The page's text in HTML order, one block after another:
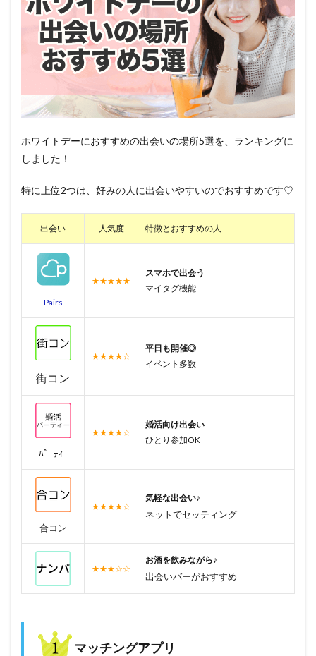
ホワイトデーにおすすめの出会いの場所5選を、ランキングに
しました！
特に上位2つは、好みの人に出会いやすいのでおすすめです♡
出会い 人気度 特徴とおすすめの人
Pairs
★★★★★
スマホで出会う
マイタグ機能
街コン
★★★★☆
平日も開催◎
イベント多数
ﾊﾟｰﾃｨ-
★★★★☆
婚活向け出会い
ひとり参加OK
合コン
★★★★☆
気軽な出会い♪
ネットでセッティング
★★★☆☆
お酒を飲みながら♪
出会いバーがおすすめ
マッチングアプリ